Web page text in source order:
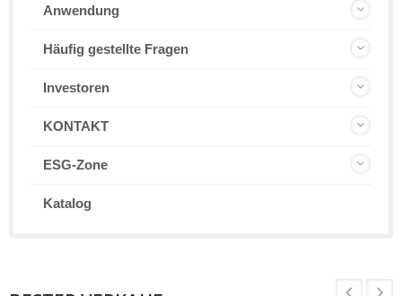
Anwendung
Häufig gestellte Fragen
Investoren
KONTAKT
ESG-Zone
Katalog